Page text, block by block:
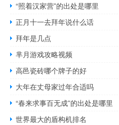
“照着汉家营”的出处是哪里
正月十一去拜年说什么话
拜年是几点
芈月游戏攻略视频
高邑瓷砖哪个牌子的好
大年在丈母家过年合适吗
“春来求事百无成”的出处是哪里
世界最大的盾构机排名